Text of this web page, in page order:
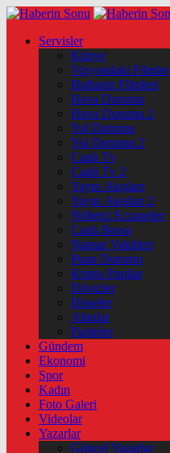
Servisler
Künye
Vizyondaki Filmler
Haftanin Filmleri
Hava Durumu
Hava Durumu 2
Yol Durumu
Yol Durumu 2
Canlı Tv
Canlı Tv 2
Yayın Akışları
Yayın Akışları 2
Nöbetçi Eczaneler
Canlı Borsa
Namaz Vakitleri
Puan Durumu
Kripto Paralar
Dövizler
Hisseler
Altınlar
Pariteler
Gündem
Ekonomi
Spor
Kadın
Foto Galeri
Videolar
Yazarlar
Güncel Yazarlar